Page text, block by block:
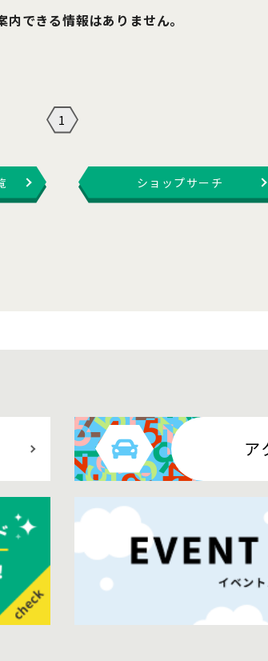
内できる情報はありません。
1
ショップサーチ
ア